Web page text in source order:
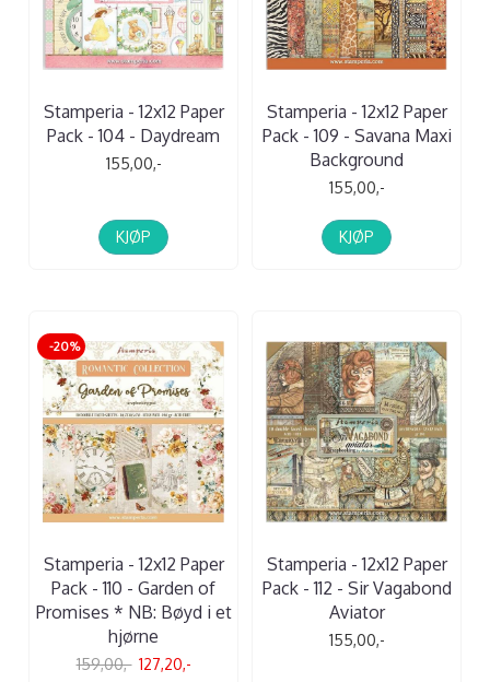
Stamperia - 12x12 Paper
Pack - 104 - Daydream
155,00,-
KJØP
Stamperia - 12x12 Paper
Pack - 109 - Savana Maxi
Background
155,00,-
KJØP
-20%
Stamperia - 12x12 Paper
Pack - 110 - Garden of
Promises * NB: Bøyd i et
hjørne
159,00,- 127,20,-
Stamperia - 12x12 Paper
Pack - 112 - Sir Vagabond
Aviator
155,00,-